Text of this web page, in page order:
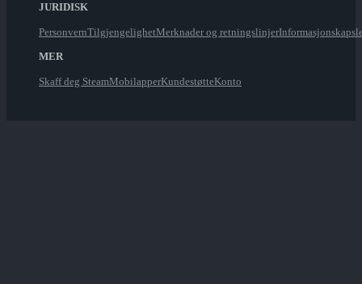
JURIDISK
PersonvernTilgjengelighetMerknader og retningslinjer
MER
Skaff deg SteamMobilapperKundestøtteKonto